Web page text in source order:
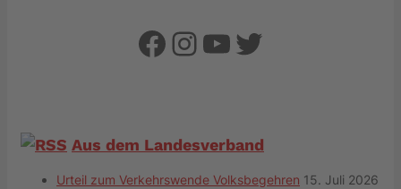
Facebook
Instagram
YouTube
Twitter
Aus dem Landesverband
Urteil zum Verkehrswende Volksbegehren 15. Juli 2026